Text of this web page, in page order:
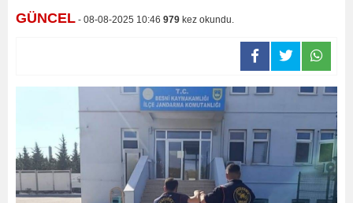
GÜNCEL - 08-08-2025 10:46 979 kez okundu.